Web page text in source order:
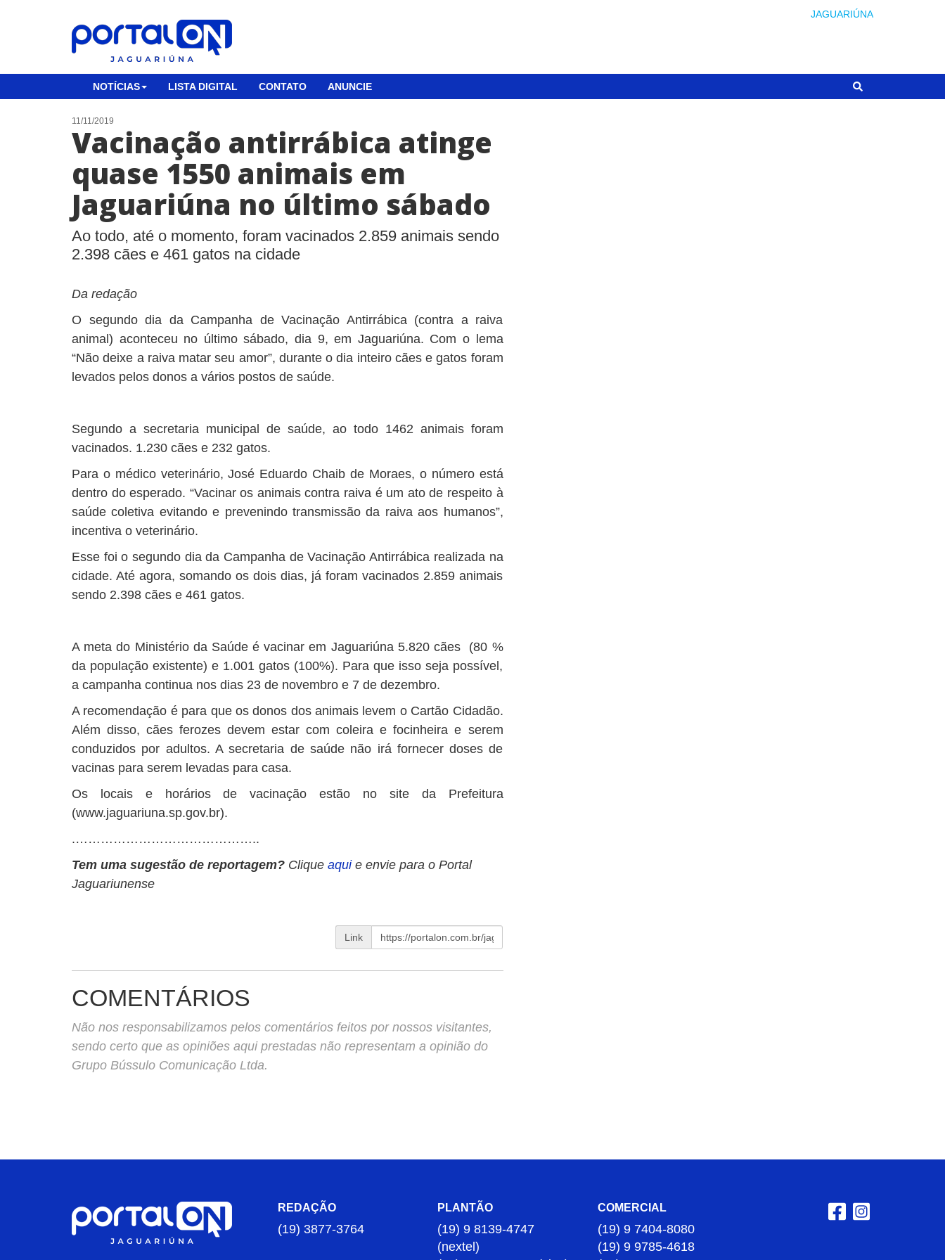
JAGUARIÚNA
NOTÍCIAS LISTA DIGITAL CONTATO ANUNCIE
11/11/2019
Vacinação antirrábica atinge
quase 1550 animais em
Jaguariúna no último sábado
Ao todo, até o momento, foram vacinados 2.859 animais sendo
2.398 cães e 461 gatos na cidade
Da redação
O segundo dia da Campanha de Vacinação Antirrábica (contra a raiva
animal) aconteceu no último sábado, dia 9, em Jaguariúna. Com o lema
“Não deixe a raiva matar seu amor”, durante o dia inteiro cães e gatos foram
levados pelos donos a vários postos de saúde.
Segundo a secretaria municipal de saúde, ao todo 1462 animais foram
vacinados. 1.230 cães e 232 gatos.
Para o médico veterinário, José Eduardo Chaib de Moraes, o número está
dentro do esperado. “Vacinar os animais contra raiva é um ato de respeito à
saúde coletiva evitando e prevenindo transmissão da raiva aos humanos”,
incentiva o veterinário.
Esse foi o segundo dia da Campanha de Vacinação Antirrábica realizada na
cidade. Até agora, somando os dois dias, já foram vacinados 2.859 animais
sendo 2.398 cães e 461 gatos.
A meta do Ministério da Saúde é vacinar em Jaguariúna 5.820 cães (80 %
da população existente) e 1.001 gatos (100%). Para que isso seja possível,
a campanha continua nos dias 23 de novembro e 7 de dezembro.
A recomendação é para que os donos dos animais levem o Cartão Cidadão.
Além disso, cães ferozes devem estar com coleira e focinheira e serem
conduzidos por adultos. A secretaria de saúde não irá fornecer doses de
vacinas para serem levadas para casa.
Os locais e horários de vacinação estão no site da Prefeitura
(www.jaguariuna.sp.gov.br).
.……………………………………..
Tem uma sugestão de reportagem? Clique aqui e envie para o Portal
Jaguariunense
Link
COMENTÁRIOS
Não nos responsabilizamos pelos comentários feitos por nossos visitantes,
sendo certo que as opiniões aqui prestadas não representam a opinião do
Grupo Bússulo Comunicação Ltda.
REDAÇÃO
(19) 3877-3764
PLANTÃO
(19) 9 8139-4747
(nextel)
COMERCIAL
(19) 9 7404-8080
(19) 9 9785-4618